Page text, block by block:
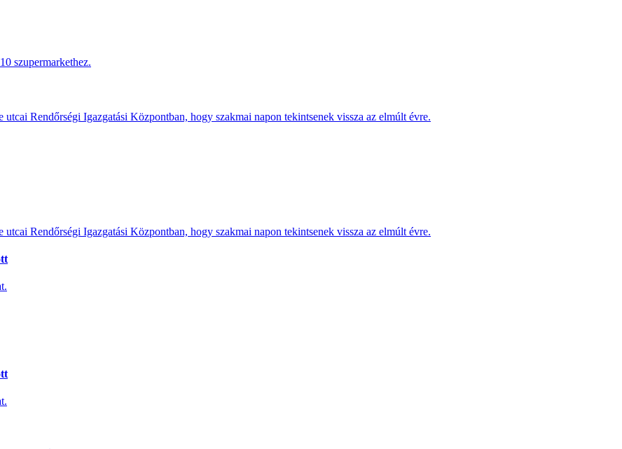
szupermarkethez.
Rendőrségi Igazgatási Központban, hogy szakmai napon tekintsenek vissza az elmúlt évre.
Rendőrségi Igazgatási Központban, hogy szakmai napon tekintsenek vissza az elmúlt évre.